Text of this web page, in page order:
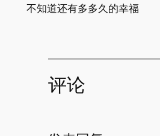
不知道还有多多久的幸福
评论